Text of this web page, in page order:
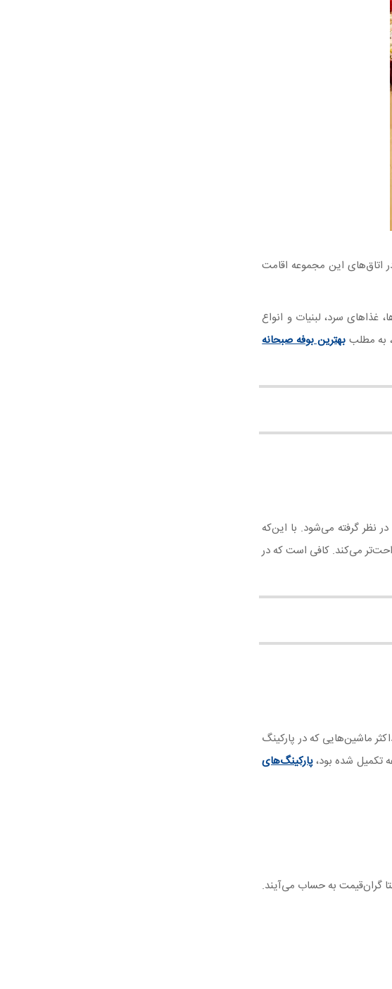
اتاق‌های این مجموعه اقامت
سرد، لبنیات و انواع
به مطلببهترین بوفه صبحانه
نظر گرفته می‌شود. با این‌که
می‌کند. کافی است که در
ماشین‌هایی که در پارکینگ
پارکینگ‌های
گران‌قیمت به حساب می‌آیند.